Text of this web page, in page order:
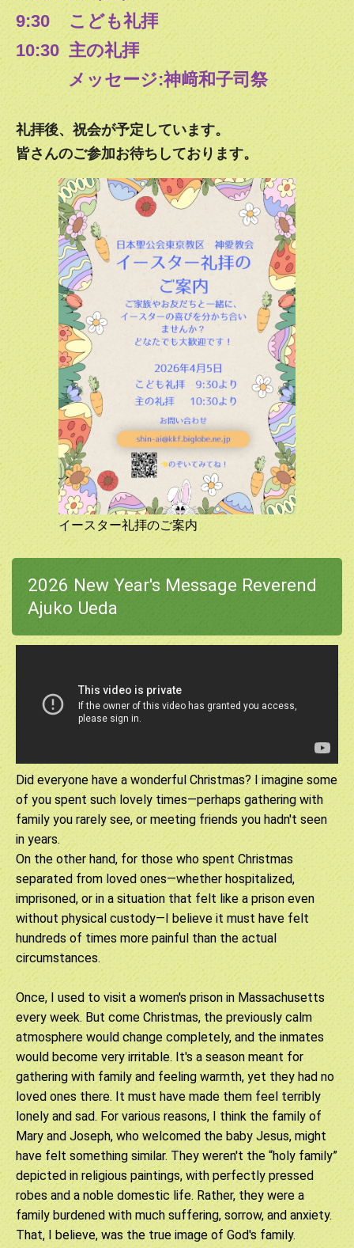
2022.01.18
急なお知らせで、大変申し訳ありませんが、教会での礼拝
を、1月23日（日）から一旦休止いたします。
2022.01.06
イエス様がご自分を公にされたことを記念する顕現節に入り
ました。
2021.11.30
Church service and Christmas service schedules have
been updated!
2021.11.28
クリスマスの準備をする季節、アドベントに入り、教会の暦
は新しくなりました!
2021.11.01
現在のコロナ感染状況を鑑み、１１月２８日から、神愛教会
での礼拝を暫定的に再開することにいたしました。
2021.04.19
ホームページが新しくなりました。
2021.04.19
現在は、新型コロナウイルス感染症の流行により、皆さまで
集まっての礼拝を休止しております。
9:30 こども礼拝
10:30 主の礼拝
メッセージ:神﨑和子司祭
礼拝後、祝会が予定しています。
皆さんのご参加お待ちしております。
イースター礼拝のご案内
2026 New Year's Message Reverend
Ajuko Ueda
Did everyone have a wonderful Christmas? I imagine some
of you spent such lovely times—perhaps gathering with
family you rarely see, or meeting friends you hadn't seen
in years.
On the other hand, for those who spent Christmas
separated from loved ones—whether hospitalized,
imprisoned, or in a situation that felt like a prison even
without physical custody—I believe it must have felt
hundreds of times more painful than the actual
circumstances.
Once, I used to visit a women's prison in Massachusetts
every week. But come Christmas, the previously calm
atmosphere would change completely, and the inmates
would become very irritable. It's a season meant for
gathering with family and feeling warmth, yet they had no
loved ones there. It must have made them feel terribly
lonely and sad. For various reasons, I think the family of
Mary and Joseph, who welcomed the baby Jesus, might
have felt something similar. They weren't the “holy family”
depicted in religious paintings, with perfectly pressed
robes and a noble domestic life. Rather, they were a
family burdened with much suffering, sorrow, and anxiety.
That, I believe, was the true image of God's family.